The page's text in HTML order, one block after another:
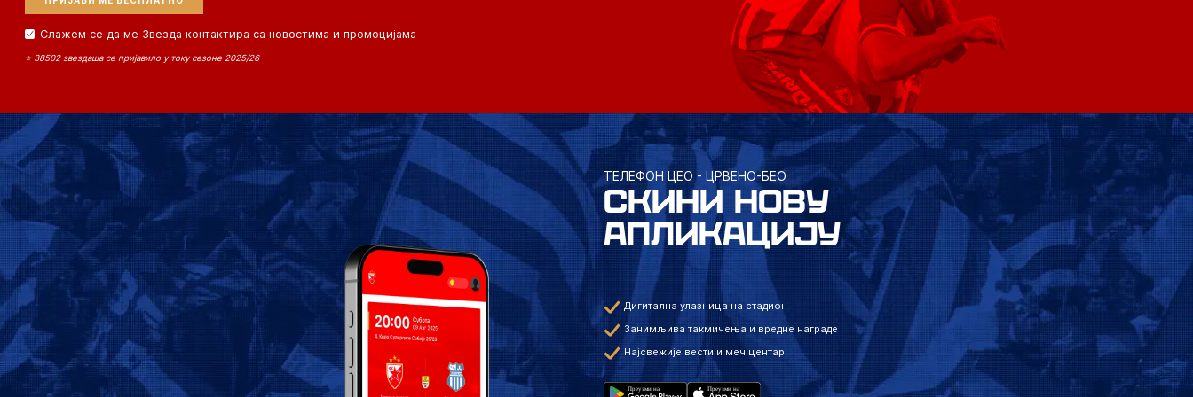
Слажем се да ме Звезда контактира са новостима и промоцијама
⭐ 38502 звездаша се пријавило у току сезоне 2025/26
ТЕЛЕФОН ЦЕО - ЦРВЕНО-БЕО
СКИНИ НОВУ
АПЛИКАЦИЈУ
Дигитална улазница на стадион
Занимљива такмичења и вредне награде
Најсвежије вести и меч центар